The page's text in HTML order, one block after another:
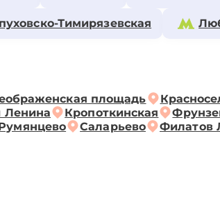
Тимирязевская
площадь
Ленина Кропоткинская
Саларьево Филатов